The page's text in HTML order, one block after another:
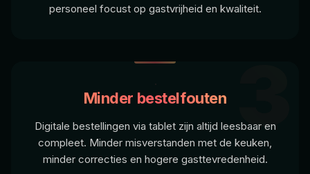
personeel focust op gastvrijheid en kwaliteit.
3
Minder bestelfouten
Digitale bestellingen via tablet zijn altijd leesbaar en
compleet. Minder misverstanden met de keuken,
minder correcties en hogere gasttevre­denheid.